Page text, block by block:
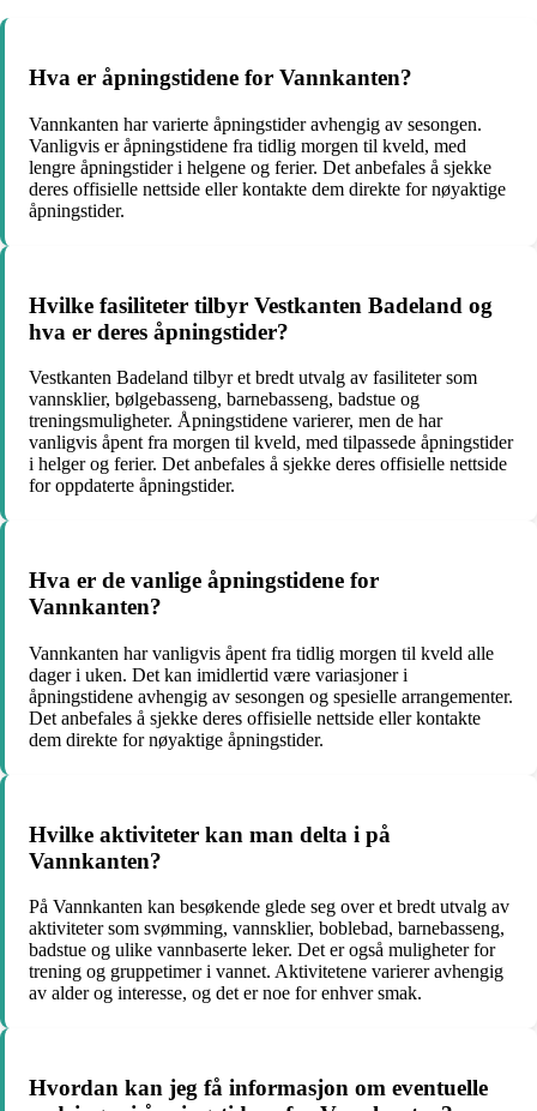
Hva er åpningstidene for Vannkanten?
Vannkanten har varierte åpningstider avhengig av sesongen.
Vanligvis er åpningstidene fra tidlig morgen til kveld, med
lengre åpningstider i helgene og ferier. Det anbefales å sjekke
deres offisielle nettside eller kontakte dem direkte for nøyaktige
åpningstider.
Hvilke fasiliteter tilbyr Vestkanten Badeland og
hva er deres åpningstider?
Vestkanten Badeland tilbyr et bredt utvalg av fasiliteter som
vannsklier, bølgebasseng, barnebasseng, badstue og
treningsmuligheter. Åpningstidene varierer, men de har
vanligvis åpent fra morgen til kveld, med tilpassede åpningstider
i helger og ferier. Det anbefales å sjekke deres offisielle nettside
for oppdaterte åpningstider.
Hva er de vanlige åpningstidene for
Vannkanten?
Vannkanten har vanligvis åpent fra tidlig morgen til kveld alle
dager i uken. Det kan imidlertid være variasjoner i
åpningstidene avhengig av sesongen og spesielle arrangementer.
Det anbefales å sjekke deres offisielle nettside eller kontakte
dem direkte for nøyaktige åpningstider.
Hvilke aktiviteter kan man delta i på
Vannkanten?
På Vannkanten kan besøkende glede seg over et bredt utvalg av
aktiviteter som svømming, vannsklier, boblebad, barnebasseng,
badstue og ulike vannbaserte leker. Det er også muligheter for
trening og gruppetimer i vannet. Aktivitetene varierer avhengig
av alder og interesse, og det er noe for enhver smak.
Hvordan kan jeg få informasjon om eventuelle